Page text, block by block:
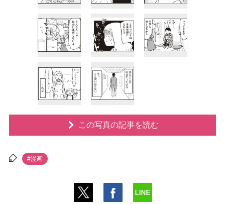
この写真の記事を読む
#漫画